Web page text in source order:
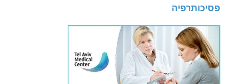
פסיכותרפיה